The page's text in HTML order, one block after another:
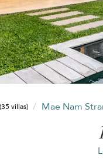
(35 villas) Mae Nam